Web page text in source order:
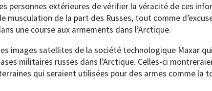
personnes extérieures de vérifier la véracité de ces
musculation de la part des Russes, tout comme
une course aux armements dans l’Arctique.
images satellites de la société technologique Maxar qui
militaires russes dans l’Arctique. Celles-ci
qui seraient utilisées pour des armes comme la